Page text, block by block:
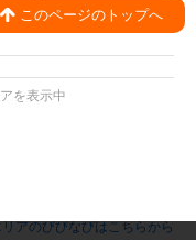
このページのトップへ
を表示中
アのびびなびはこちらから